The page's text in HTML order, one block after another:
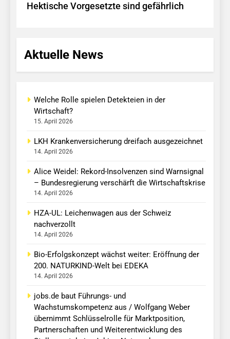
Hektische Vorgesetzte sind gefährlich
Aktuelle News
Welche Rolle spielen Detekteien in der
Wirtschaft?
15. April 2026
LKH Krankenversicherung dreifach ausgezeichnet
14. April 2026
Alice Weidel: Rekord-Insolvenzen sind Warnsignal
– Bundesregierung verschärft die Wirtschaftskrise
14. April 2026
HZA-UL: Leichenwagen aus der Schweiz
nachverzollt
14. April 2026
Bio-Erfolgskonzept wächst weiter: Eröffnung der
200. NATURKIND-Welt bei EDEKA
14. April 2026
jobs.de baut Führungs- und
Wachstumskompetenz aus / Wolfgang Weber
übernimmt Schlüsselrolle für Marktposition,
Partnerschaften und Weiterentwicklung des